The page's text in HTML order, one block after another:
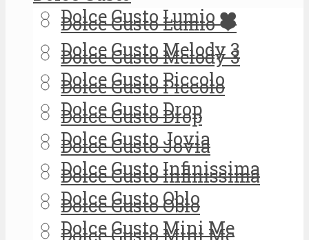
Dolce Gusto Lumio ❤️
Dolce Gusto Melody 3
Dolce Gusto Piccolo
Dolce Gusto Drop
Dolce Gusto Jovia
Dolce Gusto Infinissima
Dolce Gusto Oblo
Dolce Gusto Mini Me
Dolce Gusto Lumio ❤️
Dolce Gusto Melody 3
Dolce Gusto Piccolo
Dolce Gusto Drop
Dolce Gusto Jovia
Dolce Gusto Infinissima
Dolce Gusto Oblo
Dolce Gusto Mini Me